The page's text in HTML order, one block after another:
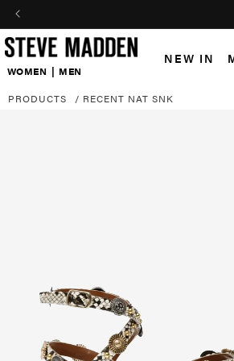
Skip to header
Skip to menu
Skip to content
Skip to footer
WOMEN | MEN
NEW IN
PRODUCTS / RECENT NAT SNK